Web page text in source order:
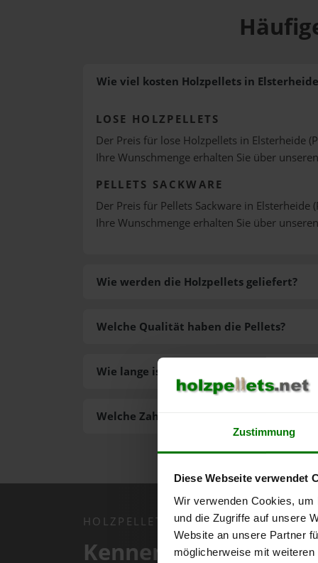
Zustimmung
Diese Webseite verwendet
Wir verwenden Cookies,
und die Zugriffe auf unsere
Website an unsere Partner
möglicherweise mit
Wie viel kosten Holzpellets in
LOSE HOLZPELLETS
Der Preis für lose Holzpellets in Elsterheide
Ihre Wunschmenge erhalten Sie über unseren
PELLETS SACKWARE
Der Preis für Pellets Sackware in Elsterheide
Ihre Wunschmenge erhalten Sie über unseren
Wie werden die Holzpellets geliefert?
Welche Zahlungsarten gibt es?
Welche Qualität haben die Pellets?
Wie lange ist die Lieferzeit der Pellets?
HOLZPELLETS.NET APP
Kennen Sie schon